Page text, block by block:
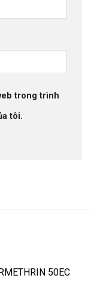
trong trình
tôi.
50EC